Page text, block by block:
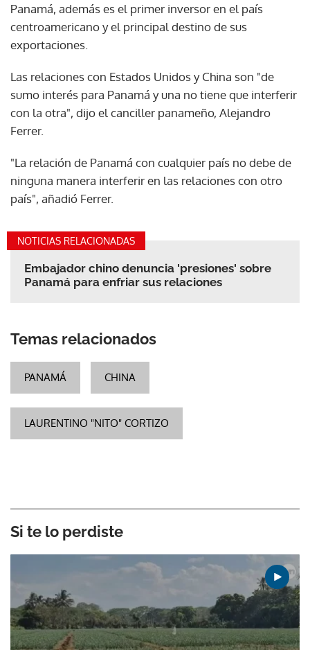
Panamá, además es el primer inversor en el país
centroamericano y el principal destino de sus
exportaciones.
Las relaciones con Estados Unidos y China son "de
sumo interés para Panamá y una no tiene que interferir
con la otra", dijo el canciller panameño, Alejandro
Ferrer.
"La relación de Panamá con cualquier país no debe de
ninguna manera interferir en las relaciones con otro
país", añadió Ferrer.
NOTICIAS RELACIONADAS
Embajador chino denuncia 'presiones' sobre
Panamá para enfriar sus relaciones
Temas relacionados
PANAMÁ CHINA
LAURENTINO "NITO" CORTIZO
Si te lo perdiste